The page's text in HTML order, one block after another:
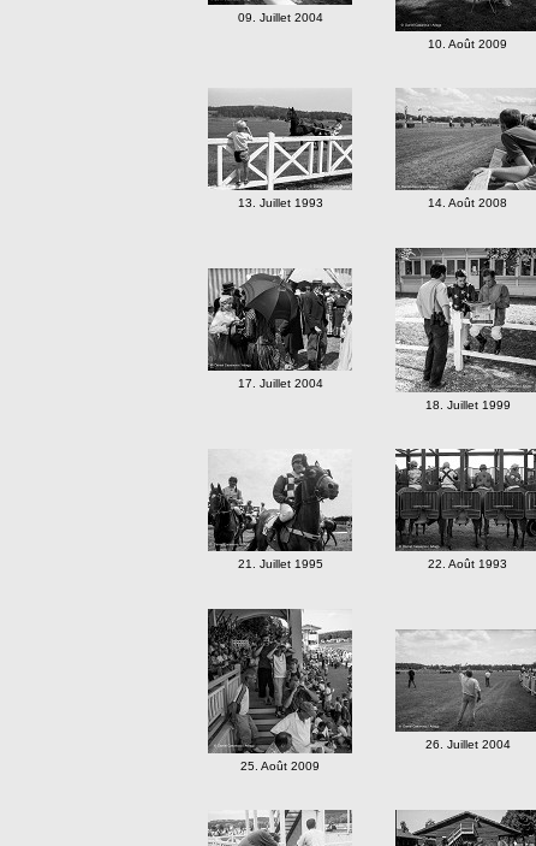
09. Juillet 2004
10. Août 2009
13. Juillet 1993 14. Août 2008
17. Juillet 2004
18. Juillet 1999
21. Juillet 1995 22. Août 1993
25. Août 2009
26. Juillet 2004